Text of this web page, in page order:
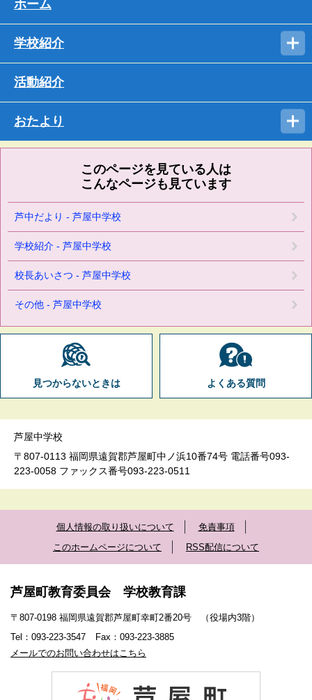
ホーム
学校紹介
活動紹介
おたより
このページを見ている人は
こんなページも見ています
芦中だより - 芦屋中学校
学校紹介 - 芦屋中学校
校長あいさつ - 芦屋中学校
その他 - 芦屋中学校
見つからないときは よくある質問
芦屋中学校
〒807-0113 福岡県遠賀郡芦屋町中ノ浜10番74号 電話番号093-
223-0058 ファックス番号093-223-0511
個人情報の取り扱いについて
免責事項
このホームページについて
RSS配信について
芦屋町教育委員会 学校教育課
〒807-0198 福岡県遠賀郡芦屋町幸町2番20号 （役場内3階）
Tel：093-223-3547
Fax：093-223-3885
メールでのお問い合わせはこちら